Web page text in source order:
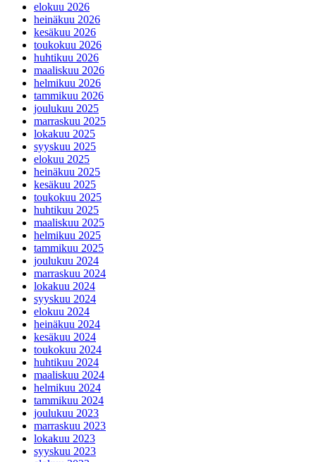
elokuu 2026
heinäkuu 2026
kesäkuu 2026
toukokuu 2026
huhtikuu 2026
maaliskuu 2026
helmikuu 2026
tammikuu 2026
joulukuu 2025
marraskuu 2025
lokakuu 2025
syyskuu 2025
elokuu 2025
heinäkuu 2025
kesäkuu 2025
toukokuu 2025
huhtikuu 2025
maaliskuu 2025
helmikuu 2025
tammikuu 2025
joulukuu 2024
marraskuu 2024
lokakuu 2024
syyskuu 2024
elokuu 2024
heinäkuu 2024
kesäkuu 2024
toukokuu 2024
huhtikuu 2024
maaliskuu 2024
helmikuu 2024
tammikuu 2024
joulukuu 2023
marraskuu 2023
lokakuu 2023
syyskuu 2023